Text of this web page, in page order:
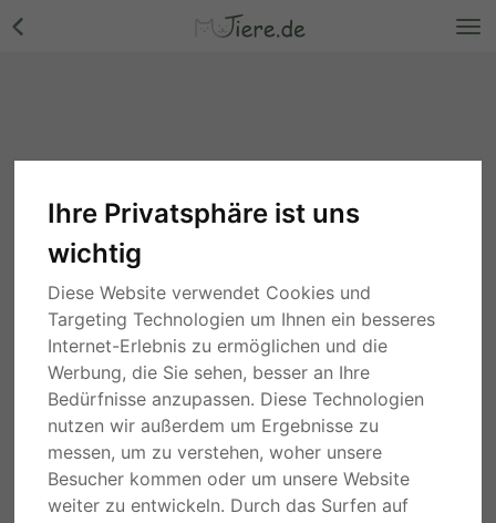
Ihre Privatsphäre ist uns
wichtig
Diese Website verwendet Cookies und
Targeting Technologien um Ihnen ein besseres
Internet-Erlebnis zu ermöglichen und die
Werbung, die Sie sehen, besser an Ihre
Bedürfnisse anzupassen. Diese Technologien
nutzen wir außerdem um Ergebnisse zu
messen, um zu verstehen, woher unsere
Besucher kommen oder um unsere Website
weiter zu entwickeln. Durch das Surfen auf